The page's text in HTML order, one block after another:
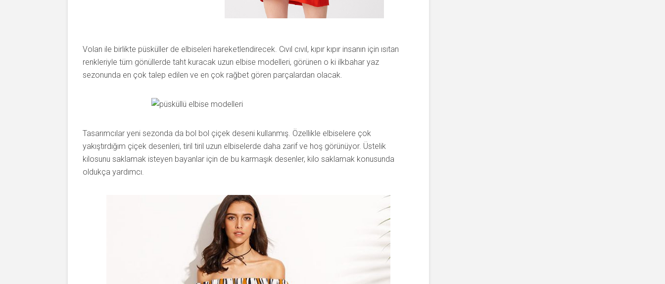
Volan ile birlikte püsküller de elbiseleri hareketlendirecek. Cıvıl cıvıl, kıpır kıpır insanın için ısıtan
renkleriyle tüm gönüllerde taht kuracak uzun elbise modelleri, görünen o ki ilkbahar yaz
sezonunda en çok talep edilen ve en çok rağbet gören parçalardan olacak.
Tasarımcılar yeni sezonda da bol bol çiçek deseni kullanmış. Özellikle elbiselere çok
yakıştırdığım çiçek desenleri, tiril tiril uzun elbiselerde daha zarif ve hoş görünüyor. Üstelik
kilosunu saklamak isteyen bayanlar için de bu karmaşık desenler, kilo saklamak konusunda
oldukça yardımcı.